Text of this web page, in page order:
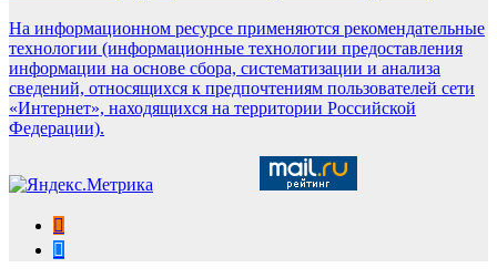
На информационном ресурсе применяются рекомендательные
технологии (информационные технологии предоставления
информации на основе сбора, систематизации и анализа
сведений, относящихся к предпочтениям пользователей сети
«Интернет», находящихся на территории Российской
Федерации).